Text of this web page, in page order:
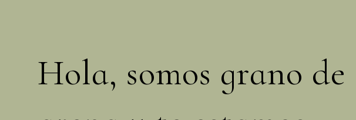
Hola, somos grano de